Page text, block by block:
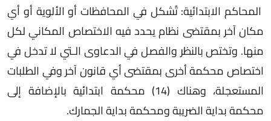
المحاكم الابتدائية: تُشكل في المحافظات أو الألوية أو أي
مكان آخر بمقتضى نظام يحدد فيه الاختصاص المكاني لكل
منها. وتختص بالنظر والفصل في الدعاوى الـتي لا تدخل في
اختصاص محكمة أخرى بمقتضى أي قانون آخر وفي الطلبات
المستعجلة، وهناك (14) محكمة ابتدائية بالإضافة إلى
محكمة بداية الضريبة ومحكمة بداية الجمارك.